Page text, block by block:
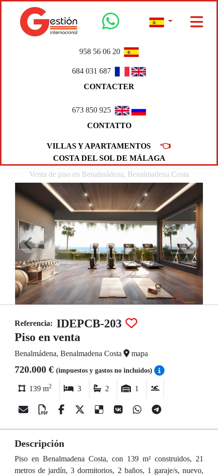
958 56 06 20
684 031 687
CONTACTER
673 850 925
CONTATTO
VILLAS Y APARTAMENTOS 👈
COSTA DEL SOL DE MÁLAGA
Venta de piso en Benalmádena, Benalmadena Costa
Referencia: IDEPCB-203
Piso en venta
Benalmádena, Benalmadena Costa mapa
720.000 € (impuestos y gastos no incluídos)
139 m2 3 2 1
Descripción
Piso en Benalmadena Costa, con 139 m² construidos, 21
metros de jardín, 3 dormitorios, 2 baños, 1 garaje/s, nuevo,